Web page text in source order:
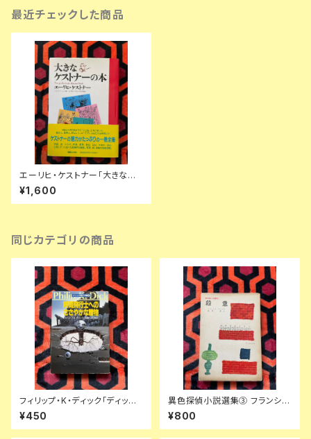
最近チェックした商品
エーリヒ・ケストナー「大きなケ
ストナーの本」初版 帯付き シル
ヴィア・リスト編 マガジンハウス
¥1,600
同じカテゴリの商品
フィリップ・K・ディック「ディック
傑作集② 時間飛行士へのささ
やかな贈物」浅倉久志・他訳 ハ
ヤカワSF文庫 早川書房
¥450
異色探偵小説選集③ フランシ
ス・アイルズ「殺意」延原謙 訳 初
版 装幀:花森安治 日本出版共同
株式会社
¥800